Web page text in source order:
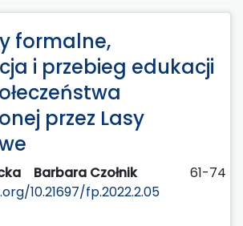
formalne,
i przebieg edukacji
przez Lasy
Barbara Czołnik
61-74
10.21697/fp.2022.2.05